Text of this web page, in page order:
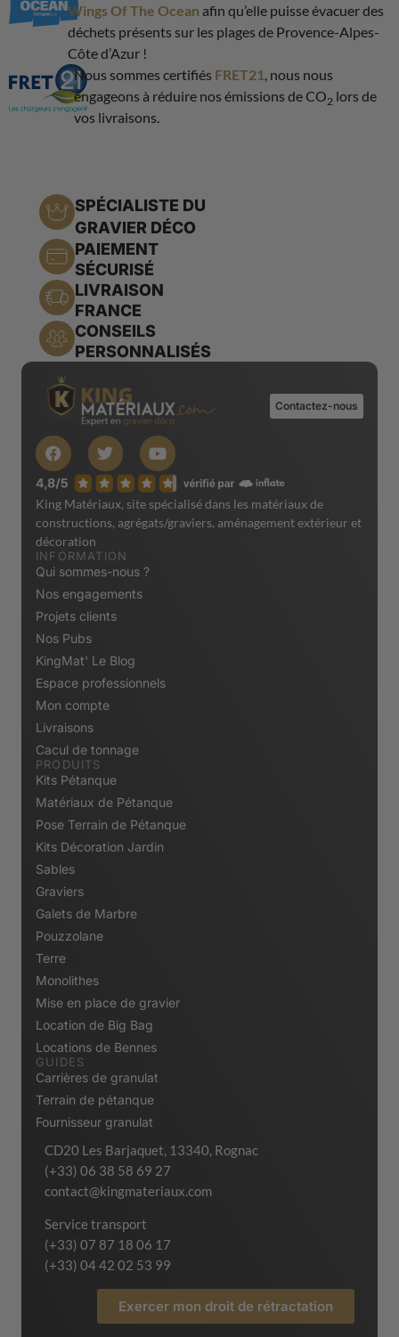
Wings Of The Ocean afin qu’elle puisse évacuer des
déchets présents sur les plages de Provence-Alpes-
Côte d’Azur !
Nous sommes certifiés FRET21, nous nous
engageons à réduire nos émissions de CO2 lors de
vos livraisons.
SPÉCIALISTE DU
GRAVIER DÉCO
PAIEMENT
SÉCURISÉ
LIVRAISON
FRANCE
CONSEILS
PERSONNALISÉS
Contactez-nous
King Matériaux, site spécialisé dans les matériaux de
constructions, agrégats/graviers, aménagement extérieur et
décoration
INFORMATION
Qui sommes-nous ?
Nos engagements
Projets clients
Nos Pubs
KingMat' Le Blog
Espace professionnels
Mon compte
Livraisons
Cacul de tonnage
PRODUITS
Kits Pétanque
Matériaux de Pétanque
Pose Terrain de Pétanque
Kits Décoration Jardin
Sables
Graviers
Galets de Marbre
Pouzzolane
Terre
Monolithes
Mise en place de gravier
Location de Big Bag
Locations de Bennes
GUIDES
Carrières de granulat
Terrain de pétanque
Fournisseur granulat
CD20 Les Barjaquet, 13340, Rognac
(+33) 06 38 58 69 27
contact@kingmateriaux.com
Service transport
(+33) 07 87 18 06 17
(+33) 04 42 02 53 99
Exercer mon droit de rétractation